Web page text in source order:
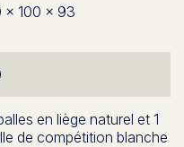
x 100 x 93
en liège naturel et 1
de compétition blanche